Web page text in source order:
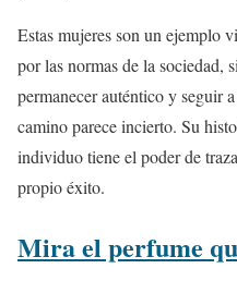
Estas mujeres son un ejemplo
por las normas de la sociedad,
permanecer auténtico y seguir
camino parece incierto. Su
individuo tiene el poder de
propio éxito.
Mira el perfume